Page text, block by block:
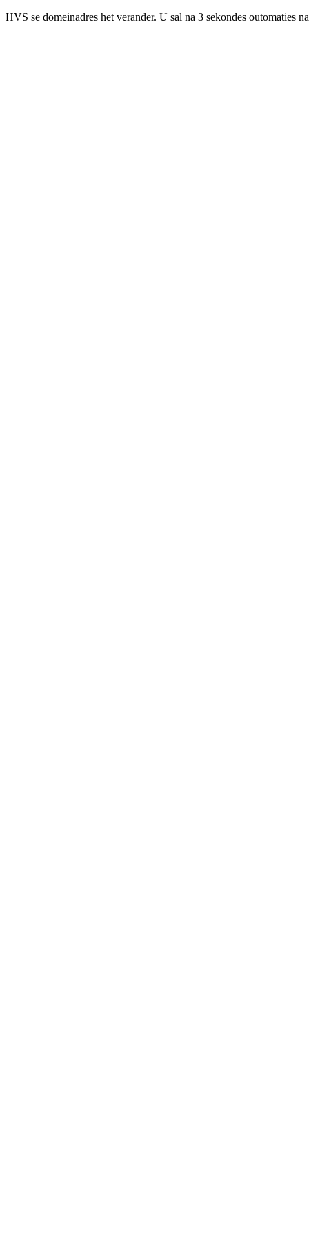
HVS se domeinadres het verander. U sal na 3 sekondes outomaties